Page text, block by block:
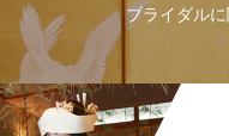
ブライダル